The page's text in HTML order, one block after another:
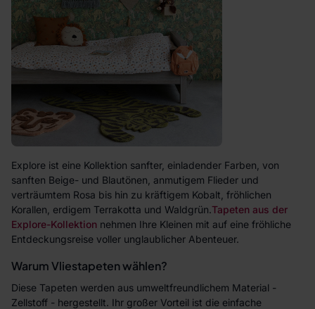
Explore ist eine Kollektion sanfter, einladender Farben, von
sanften Beige- und Blautönen, anmutigem Flieder und
verträumtem Rosa bis hin zu kräftigem Kobalt, fröhlichen
Korallen, erdigem Terrakotta und Waldgrün.Tapeten aus der
Explore-Kollektion nehmen Ihre Kleinen mit auf eine fröhliche
Entdeckungsreise voller unglaublicher Abenteuer.
Warum Vliestapeten wählen?
Diese Tapeten werden aus umweltfreundlichem Material -
Zellstoff - hergestellt. Ihr großer Vorteil ist die einfache